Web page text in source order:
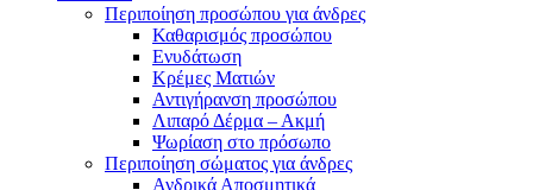
Περιποίηση προσώπου για άνδρες
Καθαρισμός προσώπου
Ενυδάτωση
Κρέμες Ματιών
Αντιγήρανση προσώπου
Λιπαρό Δέρμα – Ακμή
Ψωρίαση στο πρόσωπο
Περιποίηση σώματος για άνδρες
Ανδρικά Αποσμητικά